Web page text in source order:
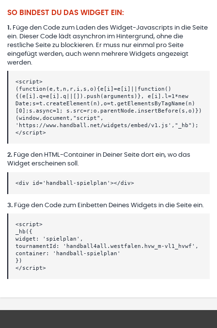
SO BINDEST DU DAS WIDGET EIN:
1 . Füge den Code zum Laden des Widget-Javascripts in die Seite
ein. Dieser Code lädt asynchron im Hintergrund, ohne die
restliche Seite zu blockieren. Er muss nur einmal pro Seite
eingefügt werden, auch wenn mehrere Widgets angezeigt
werden.
<script>
(function(e,t,n,r,i,s,o){e[i]=e[i]||function()
{(e[i].q=e[i].q||[]).push(arguments)}, e[i].l=1*new
Date;s=t.createElement(n),o=t.getElementsByTagName(n)
[0];s.async=1; s.src=r;o.parentNode.insertBefore(s,o)})
(window,document,"script",
'https://www.handball.net/widgets/embed/v1.js',"_hb");
</script>
2. Füge den HTML-Container in Deiner Seite dort ein, wo das
Widget erscheinen soll.
<div id='handball-spielplan'></div>
3. Füge den Code zum Einbetten Deines Widgets in die Seite ein.
<script>
_hb({
widget: 'spielplan',
tournamentId: 'handball4all.westfalen.hvw_m-vl1_hvwf',
container: 'handball-spielplan'
})
</script>